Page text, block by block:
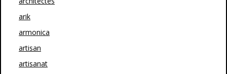
arik
armonica
artisan
artisanat